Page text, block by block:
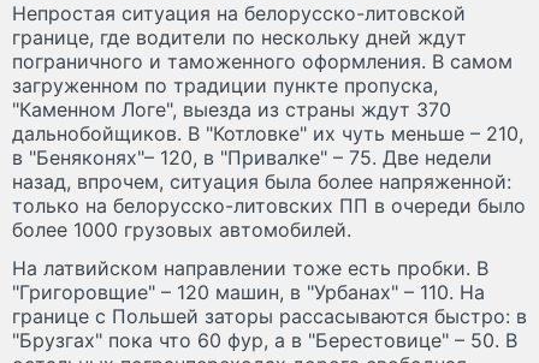
Непростая ситуация на белорусско-литовской
границе, где водители по нескольку дней ждут
пограничного и таможенного оформления. В самом
загруженном по традиции пункте пропуска,
"Каменном Логе", выезда из страны ждут 370
дальнобойщиков. В "Котловке" их чуть меньше – 210,
в "Беняконях"– 120, в "Привалке" – 75. Две недели
назад, впрочем, ситуация была более напряженной:
только на белорусско-литовских ПП в очереди было
более 1000 грузовых автомобилей.
На латвийском направлении тоже есть пробки. В
"Григоровщие" – 120 машин, в "Урбанах" – 110. На
границе с Польшей заторы рассасываются быстро: в
"Брузгах" пока что 60 фур, а в "Берестовице" – 50. В